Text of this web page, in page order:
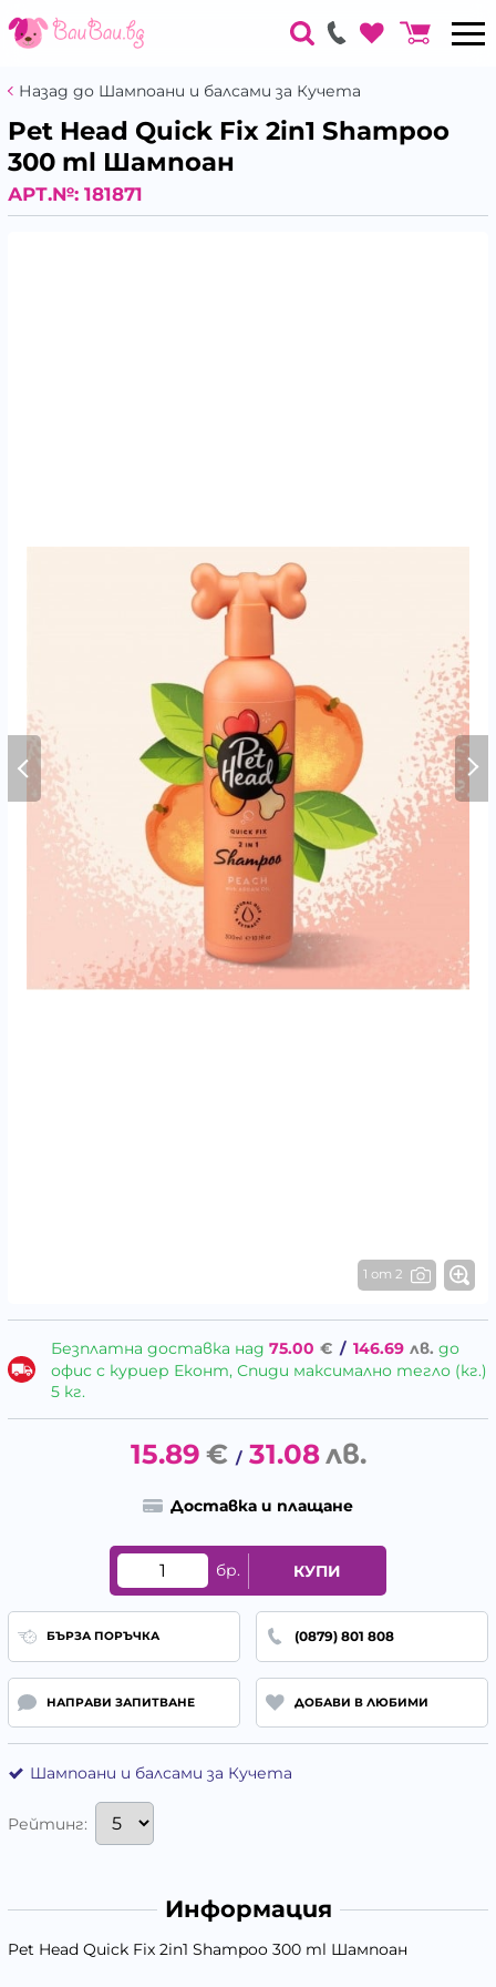
Назад до Шампоани и балсами за Кучета
Pet Head Quick Fix 2in1 Shampoo
300 ml Шампоан
АРТ.№: 181871
1 от 2
Безплатна доставка над 75.00 € / 146.69 лв. до
офис с куриер Еконт, Спиди максимално тегло (кг.)
5 кг.
15.89 € / 31.08лв.
Доставка и плащане
бр. КУПИ
БЪРЗА ПОРЪЧКА (0879) 801 808
НАПРАВИ ЗАПИТВАНЕ ДОБАВИ В ЛЮБИМИ
Шампоани и балсами за Кучета
Рейтинг:
Информация
Pet Head Quick Fix 2in1 Shampoo 300 ml Шампоан